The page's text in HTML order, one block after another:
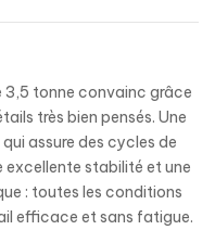
3,5 tonne convainc grâce
très bien pensés. Une
assure des cycles de
excellente stabilité et une
: toutes les conditions
efficace et sans fatigue.